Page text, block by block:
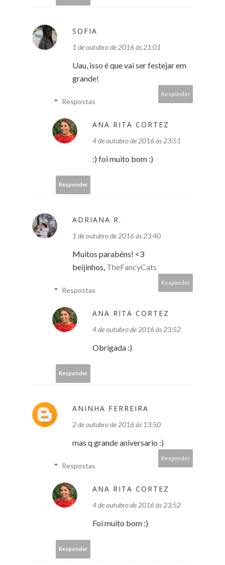
SOFIA
1 de outubro de 2016 às 21:01
Uau, isso é que vai ser festejar em
grande!
Responder
Respostas
ANA RITA CORTEZ
4 de outubro de 2016 às 23:51
:) foi muito bom :)
Responder
ADRIANA R.
1 de outubro de 2016 às 23:40
Muitos parabéns! <3
beijinhos, TheFancyCats
Responder
Respostas
ANA RITA CORTEZ
4 de outubro de 2016 às 23:52
Obrigada :)
Responder
ANINHA FERREIRA
2 de outubro de 2016 às 13:50
mas q grande aniversario :)
Responder
Respostas
ANA RITA CORTEZ
4 de outubro de 2016 às 23:52
Foi muito bom :)
Responder